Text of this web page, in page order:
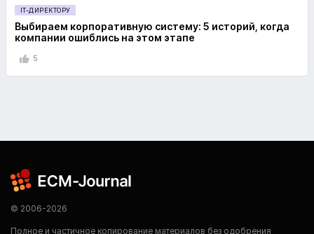
IT-ДИРЕКТОРУ
Выбираем корпоративную систему: 5 историй, когда
компании ошиблись на этом этапе
5
© 2006-2026
Полное и частичное копирование материалов без одобрения